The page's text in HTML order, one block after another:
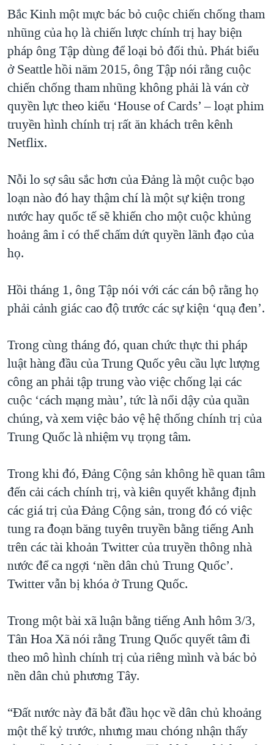
Bắc Kinh một mực bác bỏ cuộc chiến chống tham
nhũng của họ là chiến lược chính trị hay biện
pháp ông Tập dùng để loại bỏ đối thủ. Phát biểu
ở Seattle hồi năm 2015, ông Tập nói rằng cuộc
chiến chống tham nhũng không phải là ván cờ
quyền lực theo kiểu ‘House of Cards’ – loạt phim
truyền hình chính trị rất ăn khách trên kênh
Netflix.
Nỗi lo sợ sâu sắc hơn của Đảng là một cuộc bạo
loạn nào đó hay thậm chí là một sự kiện trong
nước hay quốc tế sẽ khiến cho một cuộc khủng
hoảng âm ỉ có thể chấm dứt quyền lãnh đạo của
họ.
Hồi tháng 1, ông Tập nói với các cán bộ rằng họ
phải cảnh giác cao độ trước các sự kiện ‘quạ đen’.
Trong cùng tháng đó, quan chức thực thi pháp
luật hàng đầu của Trung Quốc yêu cầu lực lượng
công an phải tập trung vào việc chống lại các
cuộc ‘cách mạng màu’, tức là nổi dậy của quần
chúng, và xem việc bảo vệ hệ thống chính trị của
Trung Quốc là nhiệm vụ trọng tâm.
Trong khi đó, Đảng Cộng sản không hề quan tâm
đến cải cách chính trị, và kiên quyết khẳng định
các giá trị của Đảng Cộng sản, trong đó có việc
tung ra đoạn băng tuyên truyền bằng tiếng Anh
trên các tài khoản Twitter của truyền thông nhà
nước để ca ngợi ‘nền dân chủ Trung Quốc’.
Twitter vẫn bị khóa ở Trung Quốc.
Trong một bài xã luận bằng tiếng Anh hôm 3/3,
Tân Hoa Xã nói rằng Trung Quốc quyết tâm đi
theo mô hình chính trị của riêng mình và bác bỏ
nền dân chủ phương Tây.
“Đất nước này đã bắt đầu học về dân chủ khoảng
một thế kỷ trước, nhưng mau chóng nhận thấy